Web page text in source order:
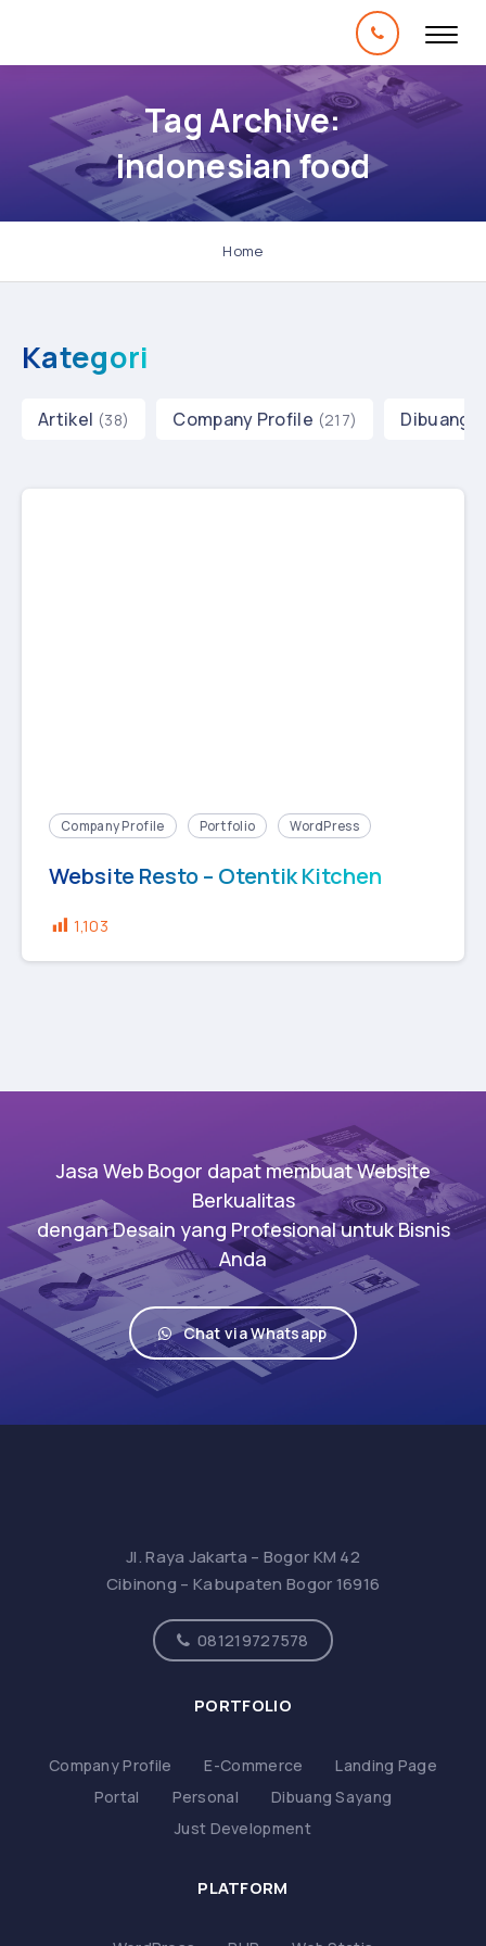
Tag Archive:
indonesian food
Home
Kategori
Artikel (38) Company Profile (217) Dibuang
Company Profile Portfolio WordPress
Website Resto – Otentik Kitchen
1,103
Jasa Web Bogor dapat membuat Website
Berkualitas
dengan Desain yang Profesional untuk Bisnis
Anda
Chat via Whatsapp
Jl. Raya Jakarta – Bogor KM 42
Cibinong – Kabupaten Bogor 16916
081219727578
PORTFOLIO
Company Profile E-Commerce
Landing Page
Portal
Personal
Dibuang Sayang
Just Development
PLATFORM